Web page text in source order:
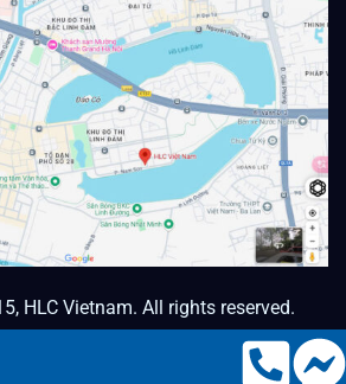
HLC Vietnam. All rights reserved.